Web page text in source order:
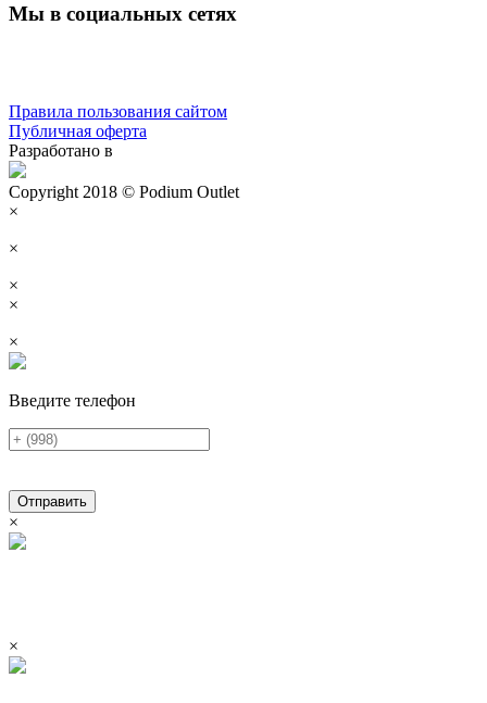
Мы в социальных сетях
Правила пользования сайтом
Публичная оферта
Разработано в
Copyright 2018 © Podium Outlet
×
×
×
×
×
Введите телефон
Отправить
×
×